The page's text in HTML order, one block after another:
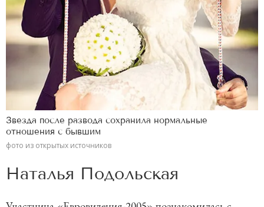
Звезда после развода сохранила нормальные
отношения с бывшим
фото из открытых источников
Наталья Подольская